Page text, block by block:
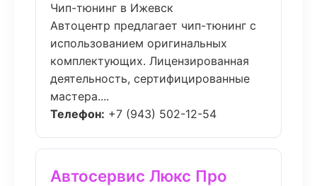
Чип-тюнинг в Ижевск
Автоцентр предлагает чип-тюнинг с
использованием оригинальных
комплектующих. Лицензированная
деятельность, сертифицированные
мастера....
Телефон: +7 (943) 502-12-54
Автосервис Люкс Про